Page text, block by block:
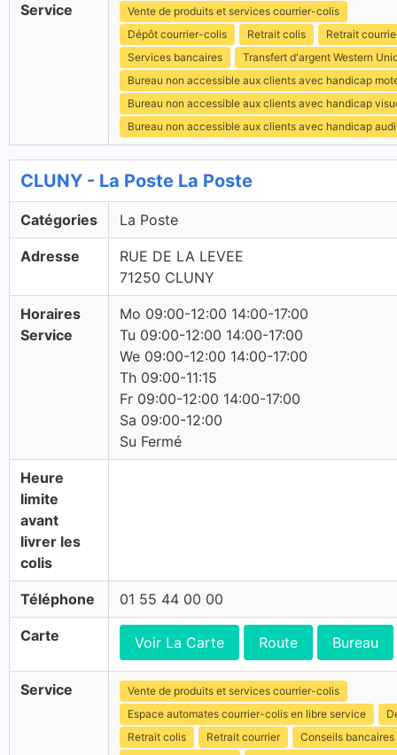
Service
Vente de produits et services courrier-colis
Dépôt courrier-colis
Retrait colis
Retrait
Services bancaires
Transfert d'argent Western
Bureau non accessible aux clients avec handicap
Bureau non accessible aux clients avec handicap
Bureau non accessible aux clients avec handicap
CLUNY - La Poste La Poste
Catégories La Poste
Adresse
RUE DE LA LEVEE
71250 CLUNY
Horaires
Service
Mo 09:00-12:00 14:00-17:00
Tu 09:00-12:00 14:00-17:00
We 09:00-12:00 14:00-17:00
Th 09:00-11:15
Fr 09:00-12:00 14:00-17:00
Sa 09:00-12:00
Su Fermé
Heure
limite
avant
livrer les
colis
Téléphone 01 55 44 00 00
Carte Voir La Carte Route Bureau
Service
Vente de produits et services courrier-colis
Espace automates courrier-colis en libre service
Retrait colis
Retrait courrier
Conseils bancaires